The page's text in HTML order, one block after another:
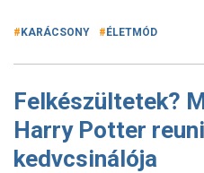
KARÁCSONY ÉLETMÓD
Felkészültetek?
Harry Potter
kedvcsinálója